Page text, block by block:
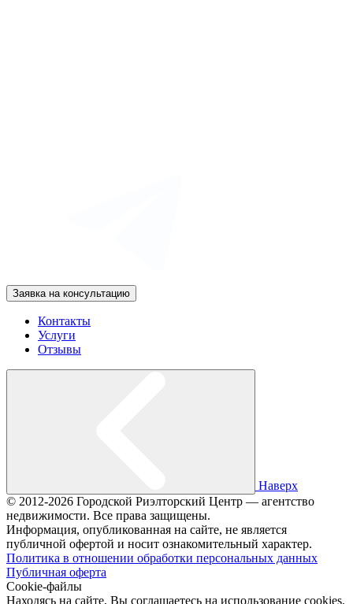
Заявка на консультацию
Контакты
Услуги
Отзывы
Наверх
© 2012-2026 Городской Риэлторский Центр — агентство
недвижимости. Все права защищены.
Информация, опубликованная на сайте, не является
публичной офертой и носит ознакомительный характер.
Политика в отношении обработки персональных данных
Публичная оферта
Cookie-файлы
Находясь на сайте, Вы соглашаетесь на использование cookies.